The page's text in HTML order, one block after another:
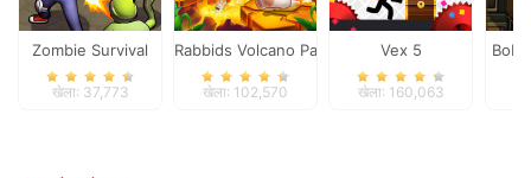
Zombie Survival
खेला: 37,773
Rabbids Volcano Panic
खेला: 102,570
Vex 5
खेला: 160,063
Bob